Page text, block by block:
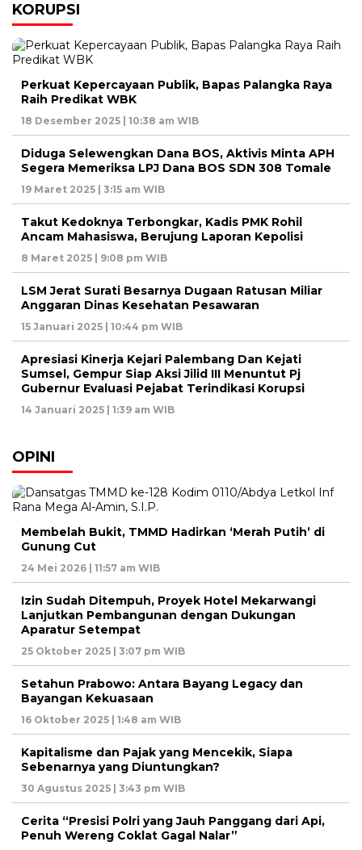
KORUPSI
Perkuat Kepercayaan Publik, Bapas Palangka Raya
Raih Predikat WBK
18 Desember 2025 | 10:38 am WIB
Diduga Selewengkan Dana BOS, Aktivis Minta APH
Segera Memeriksa LPJ Dana BOS SDN 308 Tomale
19 Maret 2025 | 3:15 am WIB
Takut Kedoknya Terbongkar, Kadis PMK Rohil
Ancam Mahasiswa, Berujung Laporan Kepolisi
8 Maret 2025 | 9:08 pm WIB
LSM Jerat Surati Besarnya Dugaan Ratusan Miliar
Anggaran Dinas Kesehatan Pesawaran
15 Januari 2025 | 10:44 pm WIB
Apresiasi Kinerja Kejari Palembang Dan Kejati
Sumsel, Gempur Siap Aksi Jilid III Menuntut Pj
Gubernur Evaluasi Pejabat Terindikasi Korupsi
14 Januari 2025 | 1:39 am WIB
OPINI
Membelah Bukit, TMMD Hadirkan ‘Merah Putih’ di
Gunung Cut
24 Mei 2026 | 11:57 am WIB
Izin Sudah Ditempuh, Proyek Hotel Mekarwangi
Lanjutkan Pembangunan dengan Dukungan
Aparatur Setempat
25 Oktober 2025 | 3:07 pm WIB
Setahun Prabowo: Antara Bayang Legacy dan
Bayangan Kekuasaan
16 Oktober 2025 | 1:48 am WIB
Kapitalisme dan Pajak yang Mencekik, Siapa
Sebenarnya yang Diuntungkan?
30 Agustus 2025 | 3:43 pm WIB
Cerita “Presisi Polri yang Jauh Panggang dari Api,
Penuh Wereng Coklat Gagal Nalar”